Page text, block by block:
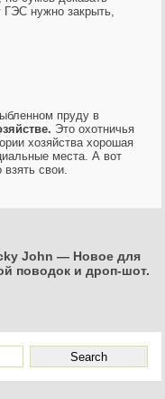
нужно закрыть,
пруду в
Это охотничья
хозяйства хорошая
места. А вот
свои.
John — Новое для
поводок и дроп-шот.